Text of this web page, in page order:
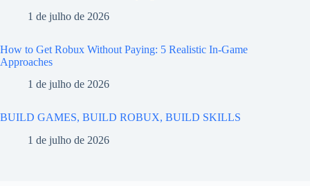
1 de julho de 2026
How to Get Robux Without Paying: 5 Realistic In-Game
Approaches
1 de julho de 2026
BUILD GAMES, BUILD ROBUX, BUILD SKILLS
1 de julho de 2026